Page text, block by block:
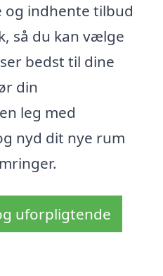
indhente tilbud
så du kan vælge
bedst til dine
din
leg med
nyd dit nye rum
uforpligtende